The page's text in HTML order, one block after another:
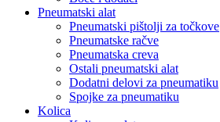
Pneumatski alat
Pneumatski pištolji za točkove
Pneumatske račve
Pneumatska creva
Ostali pneumatski alat
Dodatni delovi za pneumatiku
Spojke za pneumatiku
Kolica